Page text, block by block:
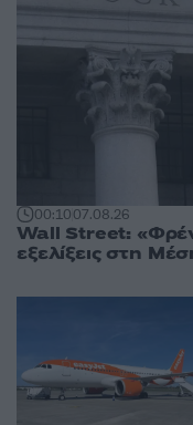
00:1007.08.26
Wall Street:
εξελίξεις στη